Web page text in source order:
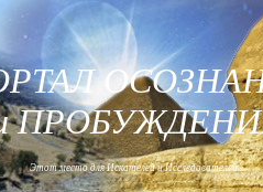
Этот место для Искателей и Исследователей...